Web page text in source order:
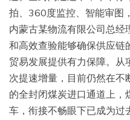
拍、360度监控、智能审图
内蒙古某物流有限公司总经
和高效查验能够确保供应链
贸易发展提供有力保障。
次提速增量，目前仍然在不
的全封闭煤炭进口通道上，
车，衔接不畅眼下已成为过